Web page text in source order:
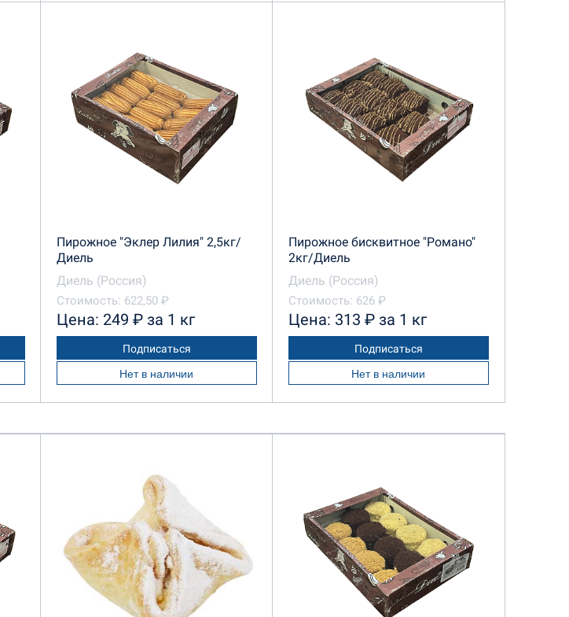
Пирожное "Эклер Лилия" 2,5кг/
Диель
Диель (Россия)
Стоимость: 622,50 ₽
Цена: 249 ₽ за 1 кг
Подписаться
Нет в наличии
Пирожное бисквитное "Романо"
2кг/Диель
Диель (Россия)
Стоимость: 626 ₽
Цена: 313 ₽ за 1 кг
Подписаться
Нет в наличии